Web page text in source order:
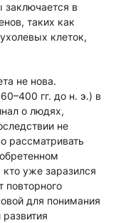
в
таких как
клеток,
не нова.
гг. до н. э.) в
о людях,
не
рассматривать
уже заразился
повторного
для понимания